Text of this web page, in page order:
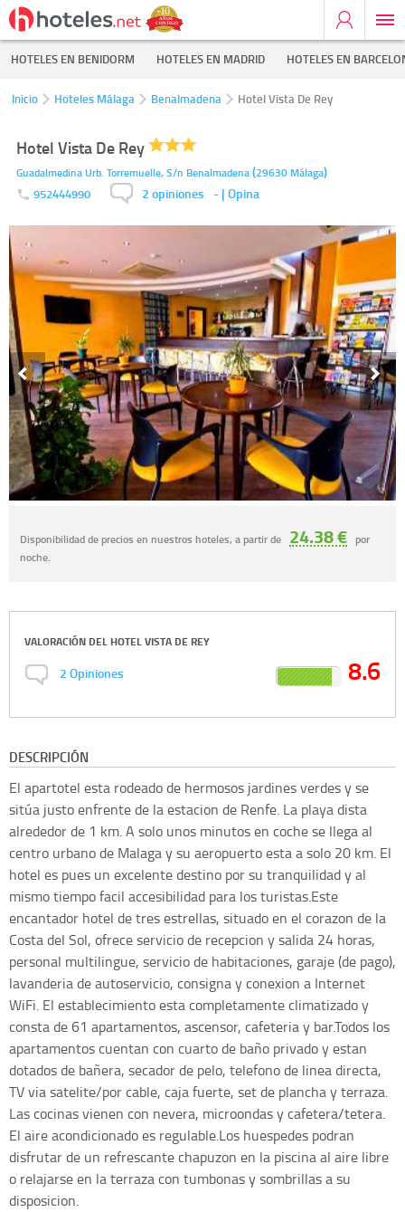
HOTELES EN BENIDORM HOTELES EN MADRID HOTELES EN
Inicio Hoteles Málaga Benalmadena Hotel Vista De Rey
Hotel Vista De Rey
Guadalmedina Urb. Torremuelle, S/n Benalmadena(29630 Málaga)
952444990 2 opiniones - | Opina
Disponibilidad de precios en nuestros hoteles, a partir de 24.38 € por
noche.
VALORACIÓN DEL HOTEL VISTA DE REY
2Opiniones 8.6
DESCRIPCIÓN
El apartotel esta rodeado de hermosos jardines verdes y se
sitúa justo enfrente de la estacion de Renfe. La playa dista
alrededor de 1 km. A solo unos minutos en coche se llega al
centro urbano de Malaga y su aeropuerto esta a solo 20 km. El
hotel es pues un excelente destino por su tranquilidad y al
mismo tiempo facil accesibilidad para los turistas.Este
encantador hotel de tres estrellas, situado en el corazon de la
Costa del Sol, ofrece servicio de recepcion y salida 24 horas,
personal multilingue, servicio de habitaciones, garaje (de pago),
lavanderia de autoservicio, consigna y conexion a Internet
WiFi. El establecimiento esta completamente climatizado y
consta de 61 apartamentos, ascensor, cafeteria y bar.Todos los
apartamentos cuentan con cuarto de baño privado y estan
dotados de bañera, secador de pelo, telefono de linea directa,
TV via satelite/por cable, caja fuerte, set de plancha y terraza.
Las cocinas vienen con nevera, microondas y cafetera/tetera.
El aire acondicionado es regulable.Los huespedes podran
disfrutar de un refrescante chapuzon en la piscina al aire libre
o relajarse en la terraza con tumbonas y sombrillas a su
disposicion.